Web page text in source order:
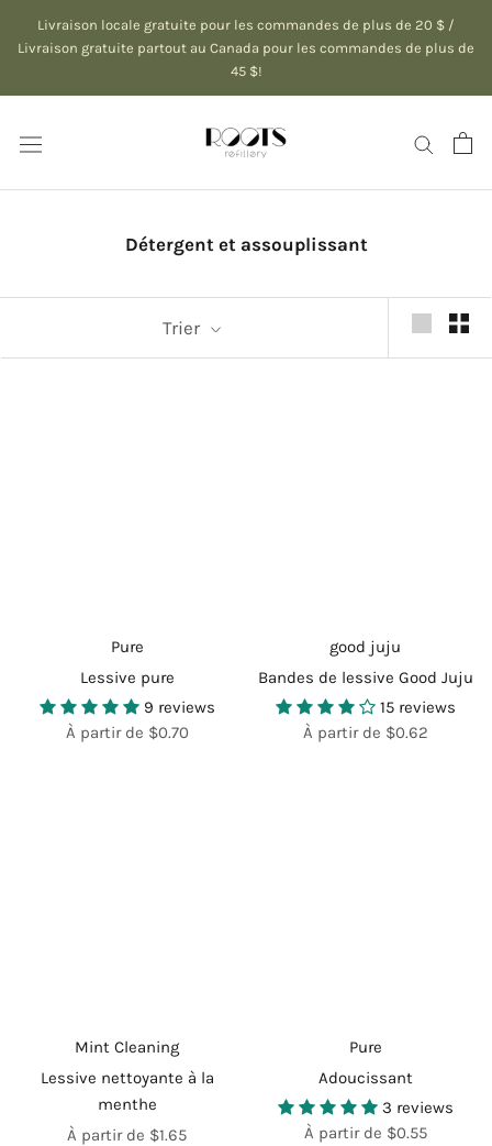
au
Livraison locale gratuite pour les commandes de plus de 20 $ /
Livraison gratuite partout au Canada pour les commandes de plus de
45 $!
Détergent et assouplissant
Trier
Pure
Lessive pure
9 reviews
À partir de $0.70
good juju
Bandes de lessive Good Juju
15 reviews
À partir de $0.62
Mint Cleaning
Lessive nettoyante à la
menthe
À partir de $1.65
Pure
Adoucissant
3 reviews
À partir de $0.55